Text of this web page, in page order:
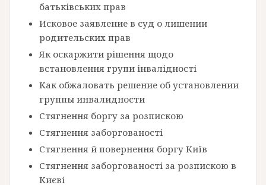
батьківських прав
Исковое заявление в суд о лишении
родительских прав
Як оскаржити рішення щодо
встановлення групи інвалідності
Как обжаловать решение об установлении
группы инвалидности
Стягнення боргу за розпискою
Стягнення заборгованості
Стягнення й повернення боргу Київ
Стягнення заборгованості за розпискою в
Києві